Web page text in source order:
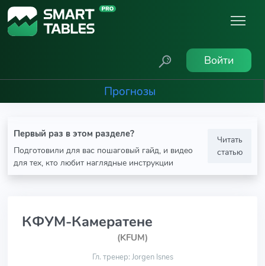
Войти
Прогнозы
Первый раз в этом разделе?
Подготовили для вас пошаговый гайд, и видео
для тех, кто любит наглядные инструкции
Читать
статью
КФУМ-Камератене
(KFUM)
Гл. тренер: Jorgen Isnes